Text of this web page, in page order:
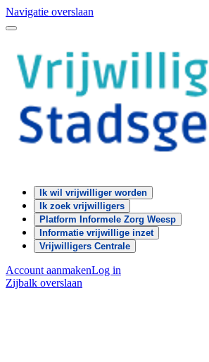
Navigatie overslaan
Ik wil vrijwilliger worden
Ik zoek vrijwilligers
Platform Informele Zorg Weesp
Informatie vrijwillige inzet
Vrijwilligers Centrale
Account aanmakenLog in
Zijbalk overslaan